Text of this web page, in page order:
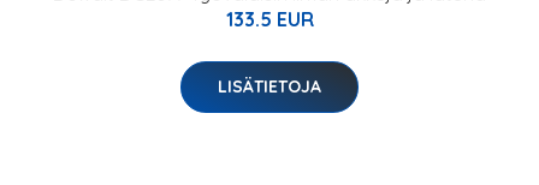
133.5 EUR
LISÄTIETOJA